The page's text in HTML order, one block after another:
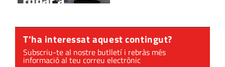
la Floresta i
les Planes
T'ha interessat aquest contingut?
Subscriu-te al nostre butlletí i rebràs més
informació al teu correu electrònic